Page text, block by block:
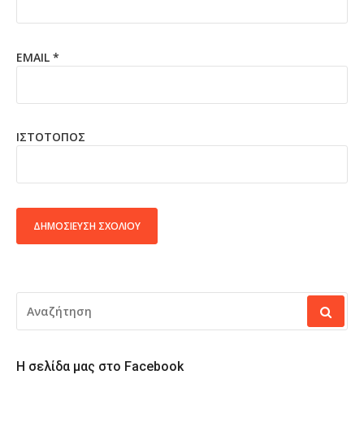
EMAIL *
ΙΣΤΌΤΟΠΟΣ
ΓΙΑ:
Η σελίδα μας στο Facebook